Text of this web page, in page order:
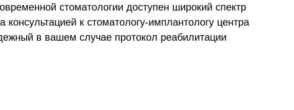
стоматологии доступен широкий спектр
к стоматологу-имплантологу центра
в вашем случае протокол реабилитации